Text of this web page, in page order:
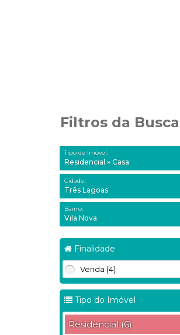
Filtros da Busca
Tipo de Imóvel:
Residencial » Casa
Cidade:
Três Lagoas
Bairro:
Vila Nova
Finalidade
Venda (4)
Tipo do Imóvel
Residencial (6)